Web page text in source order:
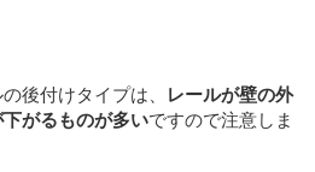
後付けタイプは、
レールが壁の外
がるものが多いですので注意しま